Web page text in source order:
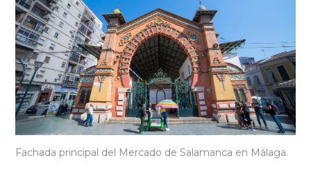
Fachada principal del Mercado de Salamanca en Málaga.